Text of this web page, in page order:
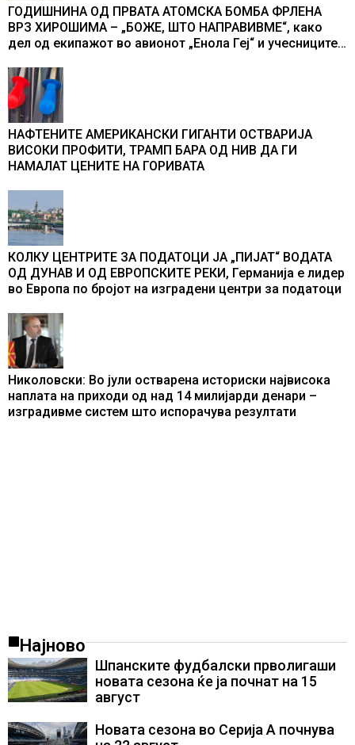
ГОДИШНИНА ОД ПРВАТА АТОМСКА БОМБА ФРЛЕНА
ВРЗ ХИРОШИМА – „БОЖЕ, ШТО НАПРАВИВМЕ“, како
дел од екипажот во авионот „Енола Геј“ и учесниците
промени текот на историјата
НАФТЕНИТЕ АМЕРИКАНСКИ ГИГАНТИ ОСТВАРИЈА
ВИСОКИ ПРОФИТИ, ТРАМП БАРА ОД НИВ ДА ГИ
НАМАЛАТ ЦЕНИТЕ НА ГОРИВАТА
КОЛКУ ЦЕНТРИТЕ ЗА ПОДАТОЦИ ЈА „ПИЈАТ“ ВОДАТА
ОД ДУНАВ И ОД ЕВРОПСКИТЕ РЕКИ, Германија е лидер
во Европа по бројот на изградени центри за податоци
Николовски: Во јули остварена историски највисока
наплата на приходи од над 14 милијарди денари –
изградивме систем што испорачува резултати
Најново
Шпанските фудбалски прволигаши
новата сезона ќе ја почнат на 15
август
Новата сезона во Серија А почнува